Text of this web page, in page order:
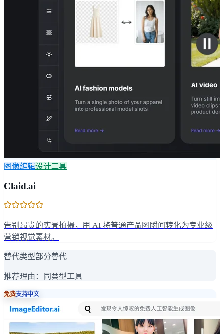
图像编辑设计工具
Claid.ai
告别昂贵的实景拍摄，用 AI 将普通产品图瞬间转化为专业级
营销视觉素材。
替代类型部分替代
推荐理由： 同类型工具
免费支持中文